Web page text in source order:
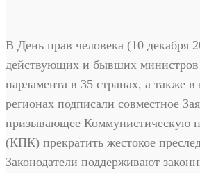
В День прав человека (10 декабря
действующих и бывших министров
парламента в 35 странах, а также в
регионах подписали совместное
призывающее Коммунистическую
(КПК) прекратить жестокое
Законодатели поддерживают